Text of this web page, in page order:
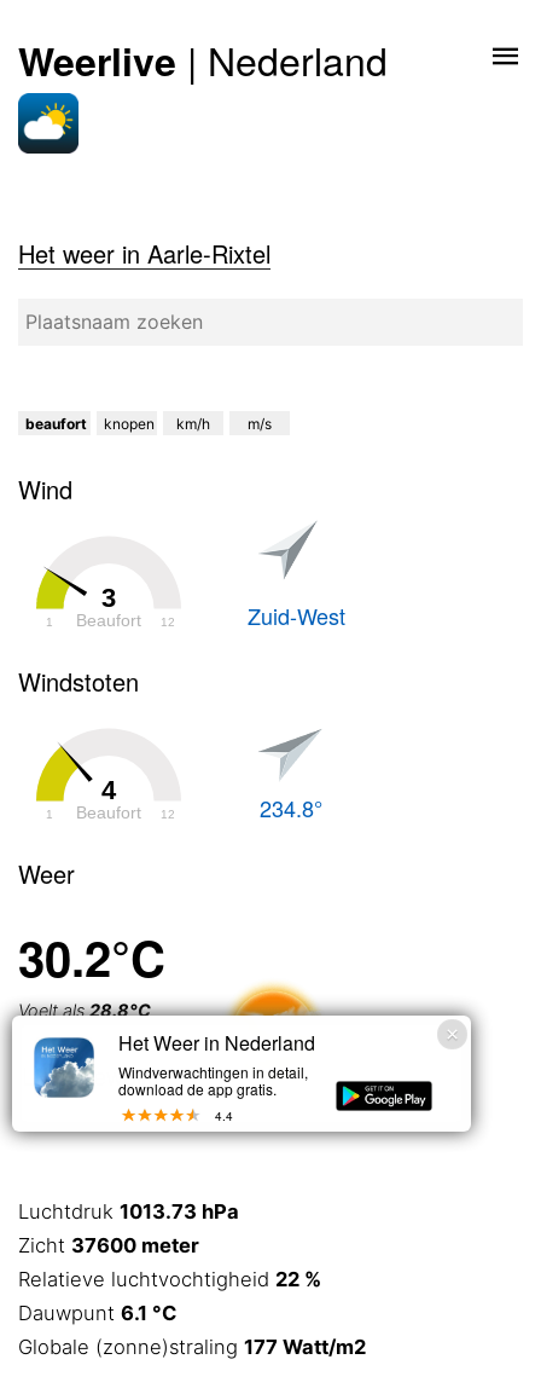
Weerlive | Nederland
Het weer in Aarle-Rixtel
beaufort knopen km/h m/s
Wind
3
Beaufort
1 12 Zuid-West
Windstoten
4
Beaufort
1 12 234.8°
Weer
30.2°C
Voelt als28.8°C
Licht bewolkt
Luchtdruk 1013.73 hPa
Zicht 37600 meter
Relatieve luchtvochtigheid 22 %
Dauwpunt 6.1 °C
Globale (zonne)straling 177 Watt/m2
Het Weer in Nederland
Windverwachtingen in detail,
download de app gratis.
4.4